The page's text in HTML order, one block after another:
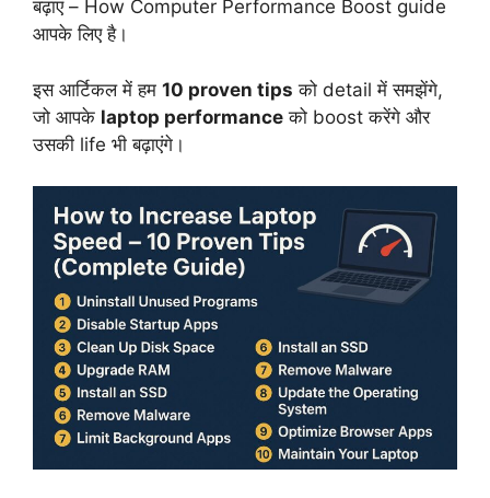
बढ़ाएं – How Computer Performance Boost guide
आपके लिए है।
इस आर्टिकल में हम 10 proven tips को detail में समझेंगे,
जो आपके laptop performance को boost करेंगे और
उसकी life भी बढ़ाएंगे।